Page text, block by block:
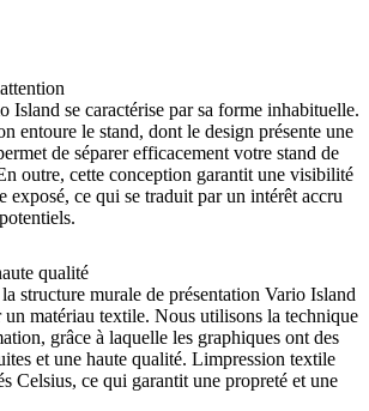
Island se caractérise par sa forme inhabituelle.
entoure le stand, dont le design présente une
de séparer efficacement votre stand de
outre, cette conception garantit une visibilité
exposé, ce qui se traduit par un intérêt accru
qualité
structure murale de présentation Vario Island
un matériau textile. Nous utilisons la technique
grâce à laquelle les graphiques ont des
et une haute qualité. Limpression textile
Celsius, ce qui garantit une propreté et une